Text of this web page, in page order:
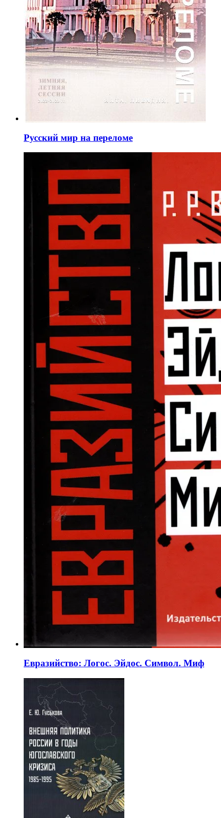
Русский мир на переломе
Евразийство: Логос. Эйдос. Символ. Миф